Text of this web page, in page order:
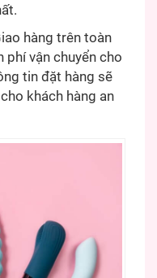
hàng trên toàn
phí vận chuyển cho
tin đặt hàng sẽ
khách hàng an